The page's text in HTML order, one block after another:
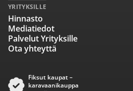
YRITYKSILLE
Hinnasto
Mediatiedot
Palvelut Yrityksille
Ota yhteyttä
Fiksut kaupat –
karavaanikauppa